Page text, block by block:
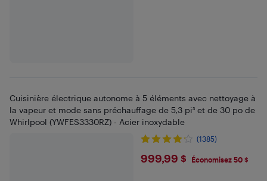
Cuisinière électrique autonome à 5 éléments avec nettoyage à
la vapeur et mode sans préchauffage de 5,3 pi³ et de 30 po de
Whirlpool (YWFES3330RZ) - Acier inoxydable
(1385)
$999.99
999,99 $ Économisez 50 $